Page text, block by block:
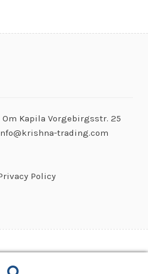
Kapila Vorgebirgsstr. 25
trading.com
Policy